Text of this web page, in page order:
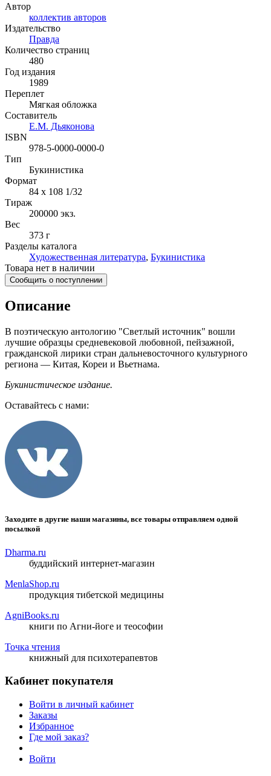
Автор
коллектив авторов
Издательство
Правда
Количество страниц
480
Год издания
1989
Переплет
Мягкая обложка
Составитель
Е.М. Дьяконова
ISBN
978-5-0000-0000-0
Тип
Букинистика
Формат
84 x 108 1/32
Тираж
200000 экз.
Вес
373 г
Разделы каталога
Художественная литература, Букинистика
Товара нет в наличии
Сообщить о поступлении
Описание
В поэтическую антологию "Светлый источник" вошли
лучшие образцы средневековой любовной, пейзажной,
гражданской лирики стран дальневосточного культурного
региона — Китая, Кореи и Вьетнама.
Букинистическое издание.
Оставайтесь с нами:
Заходите в другие наши магазины, все товары отправляем одной
посылкой
Dharma.ru
буддийский интернет-магазин
MenlaShop.ru
продукция тибетской медицины
AgniBooks.ru
книги по Агни-йоге и теософии
Точка чтения
книжный для психотерапевтов
Кабинет покупателя
Войти в личный кабинет
Заказы
Избранное
Где мой заказ?
Войти